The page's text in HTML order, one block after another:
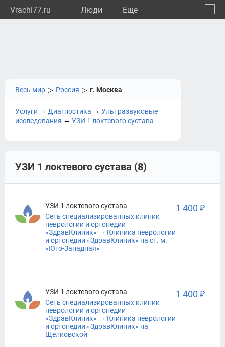
Vrachi77.ru Люди Eще
Весь мир ▷ Россия ▷ г. Москва
Услуги → Диагностика → Ультразвуковые
исследования → УЗИ 1 локтевого сустава
УЗИ 1 локтевого сустава (8)
УЗИ 1 локтевого сустава
Сеть специализированных клиник
неврологии и ортопедии
«ЗдравКлиник» → Клиника неврологии
и ортопедии «ЗдравКлиник» на ст. м.
«Юго-Западная»
1 400 ₽
УЗИ 1 локтевого сустава
Сеть специализированных клиник
неврологии и ортопедии
«ЗдравКлиник» → Клиника неврологии
и ортопедии «ЗдравКлиник» на
Щелковской
1 400 ₽